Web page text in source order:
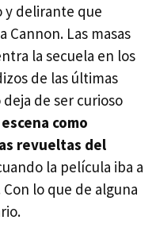
y delirante que
Cannon. Las masas
la secuela en los
de las últimas
de ser curioso
como
revueltas del
la película iba a
lo que de alguna